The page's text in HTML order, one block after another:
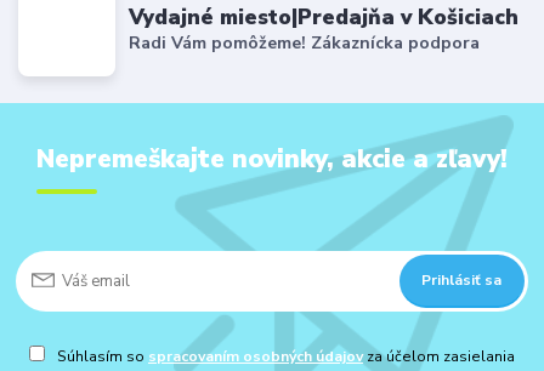
Vydajné miesto|Predajňa v Košiciach
Radi Vám pomôžeme! Zákaznícka podpora
Nepremeškajte novinky, akcie a zľavy!
Prihlásiť sa
Súhlasím so spracovaním osobných údajovza účelom zasielania